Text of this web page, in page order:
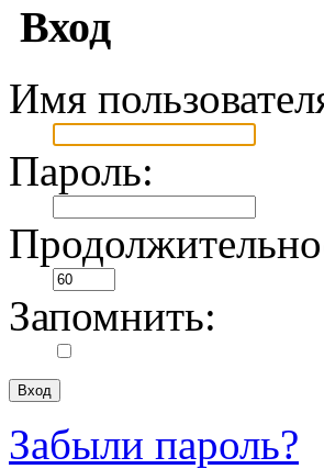
Вход
Имя
Пароль:
Запомнить:
Забыли пароль?